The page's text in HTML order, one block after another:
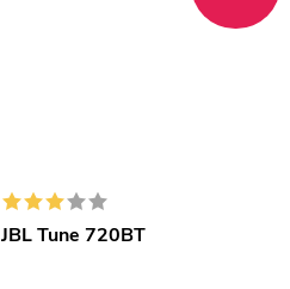
JBL Tune 720BT